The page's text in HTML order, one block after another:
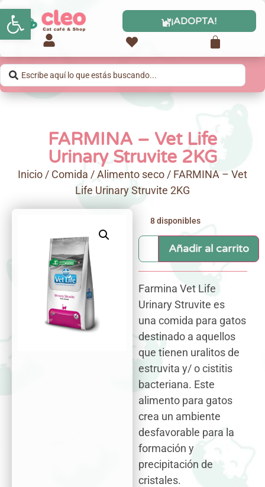
Abrir barra de herramientas ¡ADOPTA!
FARMINA – Vet Life
Urinary Struvite 2KG
Inicio/ Comida /Alimento seco/ FARMINA – Vet
Life Urinary Struvite 2KG
8 disponibles
Añadir al carrito
Farmina Vet Life
Urinary Struvite es
una comida para gatos
destinado a aquellos
que tienen uralitos de
estruvita y/ o cistitis
bacteriana. Este
alimento para gatos
crea un ambiente
desfavorable para la
formación y
precipitación de
cristales.